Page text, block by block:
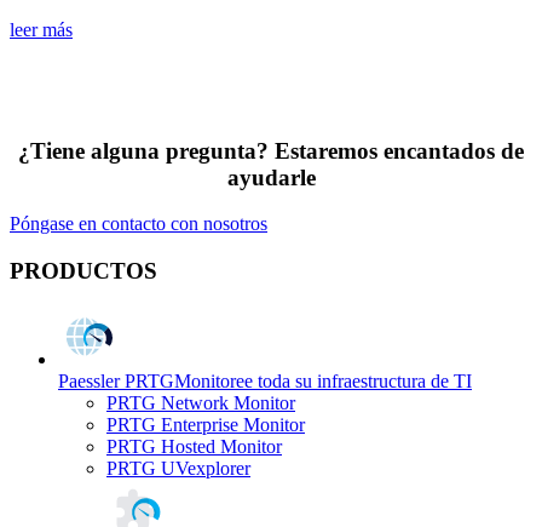
leer más
¿Tiene alguna pregunta? Estaremos encantados de
ayudarle
Póngase en contacto con nosotros
PRODUCTOS
Paessler PRTGMonitoree toda su infraestructura de TI
PRTG Network Monitor
PRTG Enterprise Monitor
PRTG Hosted Monitor
PRTG UVexplorer